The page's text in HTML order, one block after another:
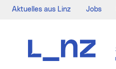
Aktuelles aus Linz Jobs